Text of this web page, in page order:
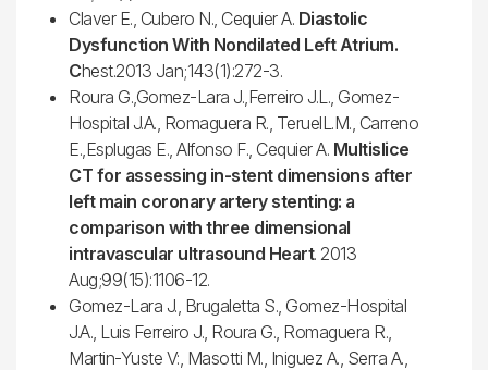
Claver E., Cubero N., Cequier A. Diastolic
Dysfunction With Nondilated Left Atrium.
Chest.2013 Jan;143(1):272-3.
Roura G.,Gomez-Lara J.,Ferreiro J.L., Gomez-
Hospital J.A., Romaguera R., TeruelL.M., Carreno
E.,Esplugas E., Alfonso F., Cequier A. Multislice
CT for assessing in-stent dimensions after
left main coronary artery stenting: a
comparison with three dimensional
intravascular ultrasound Heart. 2013
Aug;99(15):1106-12.
Gomez-Lara J., Brugaletta S., Gomez-Hospital
J.A., Luis Ferreiro J., Roura G., Romaguera R.,
Martin-Yuste V:, Masotti M., Iniguez A., Serra A.,